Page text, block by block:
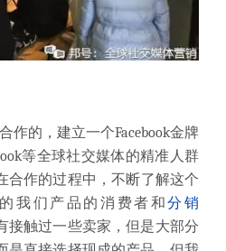
作的，建立一个Facebook金牌
等全球社交媒体的精准人群
合作的过程中，不断了解这个
我们产品的消费者和分销
接触过一些卖家，但是大部分